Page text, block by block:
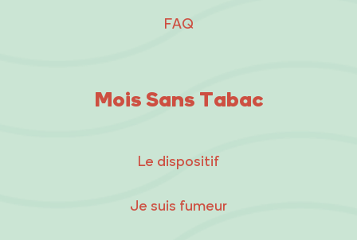
FAQ
Mois Sans Tabac
Le dispositif
Je suis fumeur